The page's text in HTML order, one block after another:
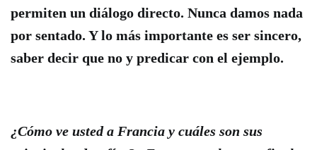
permiten un diálogo directo. Nunca damos nada
por sentado. Y lo más importante es ser sincero,
saber decir que no y predicar con el ejemplo.
¿Cómo ve usted a Francia y cuáles son sus